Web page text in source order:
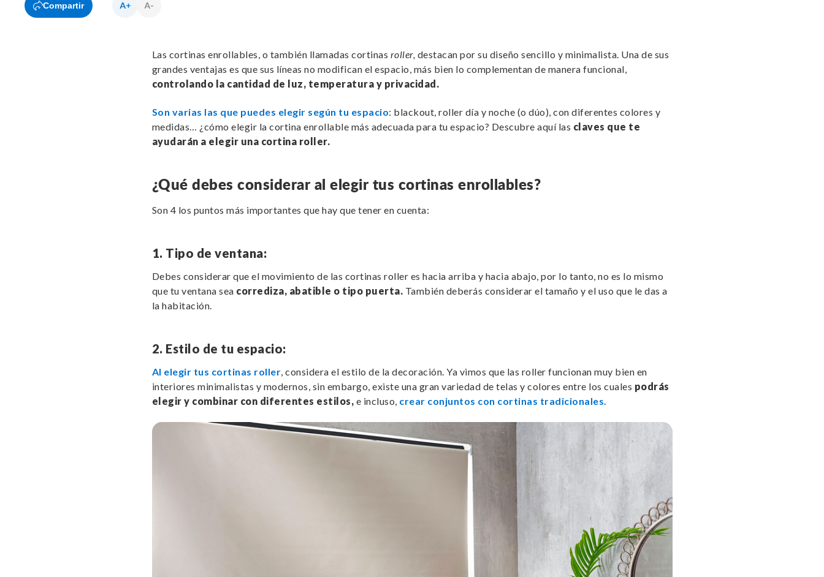
Compartir
Las cortinas enrollables, o también llamadas cortinas roller, destacan por su diseño sencillo y minimalista. Una de sus
grandes ventajas es que sus líneas no modifican el espacio, más bien lo complementan de manera funcional,
controlando la cantidad de luz, temperatura y privacidad.
Son varias las que puedes elegir según tu espacio: blackout, roller día y noche (o dúo), con diferentes colores y
medidas… ¿cómo elegir la cortina enrollable más adecuada para tu espacio? Descubre aquí las claves que te
ayudarán a elegir una cortina roller.
¿Qué debes considerar al elegir tus cortinas enrollables?
Son 4 los puntos más importantes que hay que tener en cuenta:
1. Tipo de ventana:
Debes considerar que el movimiento de las cortinas roller es hacia arriba y hacia abajo, por lo tanto, no es lo mismo
que tu ventana sea corrediza, abatible o tipo puerta. También deberás considerar el tamaño y el uso que le das a
la habitación.
2. Estilo de tu espacio:
Al elegir tus cortinas roller, considera el estilo de la decoración. Ya vimos que las roller funcionan muy bien en
interiores minimalistas y modernos, sin embargo, existe una gran variedad de telas y colores entre los cuales podrás
elegir y combinar con diferentes estilos, e incluso, crear conjuntos con cortinas tradicionales.